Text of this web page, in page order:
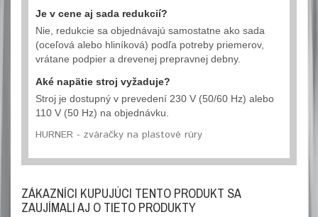
Je v cene aj sada redukcií?
Nie, redukcie sa objednávajú samostatne ako sada
(oceľová alebo hliníková) podľa potreby priemerov,
vrátane podpier a drevenej prepravnej debny.
Aké napätie stroj vyžaduje?
Stroj je dostupný v prevedení 230 V (50/60 Hz) alebo
110 V (50 Hz) na objednávku.
HURNER - zváračky na plastové rúry
ZÁKAZNÍCI KUPUJÚCI TENTO PRODUKT SA
ZAUJÍMALI AJ O TIETO PRODUKTY